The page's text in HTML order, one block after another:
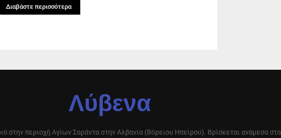
Διαβάστε περισσότερα
Λύβενα
στην περιοχή Αγίων Σαράντα στην Αλβανία (Βόρειου Ηπείρου). Βρίσκεται ανάμεσα στα